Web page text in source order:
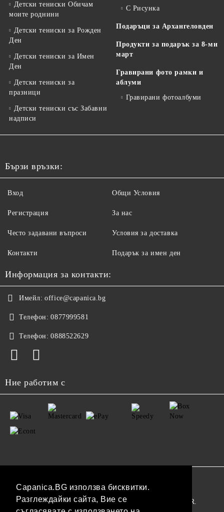
Capanica.BG използва бисквитки.
Разглеждайки сайта, Вие се
Детски тениски Обичам
моите роднини
Детски тениски за Рожден
Ден
Детски тениски за Имен
Ден
Детски тениски за
празници
Детски тениски със Забавни
надписи
С Рисунка
Подаръци за Архангеловден
Продукти за подарък за 8-ми
март
Гравирани фото рамки и
аблуми
Гравирани фотоалбуми
Бързи връзки:
Вход
Регистрация
Често задавани въпроси
Контакти
Общи Условия
За нас
Условия за доставка
Подарък за имен ден
Информация за контакти:
Имейл: office@capanica.bg
Телефон: 0877999581
Телефон: 0888522629
Ние работим с
Нашият онлайн магазин е 100% съобразен с GDPR.